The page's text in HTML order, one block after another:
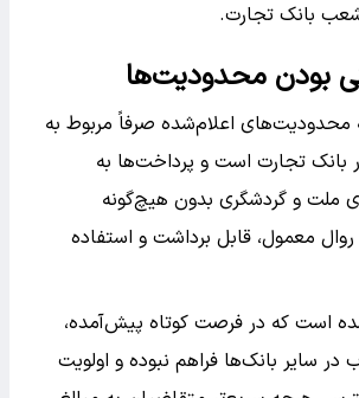
بانک تجارت.
بودن محدودیت‌ها
اعلام‌شده صرفاً مربوط به
بانک تجارت است و پرداخت‌ها به
ملت و گردشگری بدون هیچ‌گونه
معمول، قابل برداشت و استفاده
است که در فرصت کوتاه پیش‌آمده،
در سایر بانک‌ها فراهم نبوده و اولویت